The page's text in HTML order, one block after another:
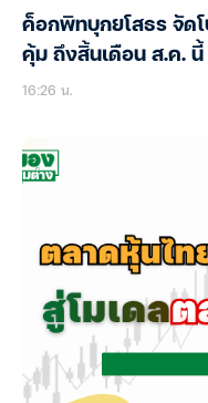
ค็อกพิทบุกยโสธร จัด
คุ้ม ถึงสิ้นเดือน ส.ค. นี้
16:26 น.